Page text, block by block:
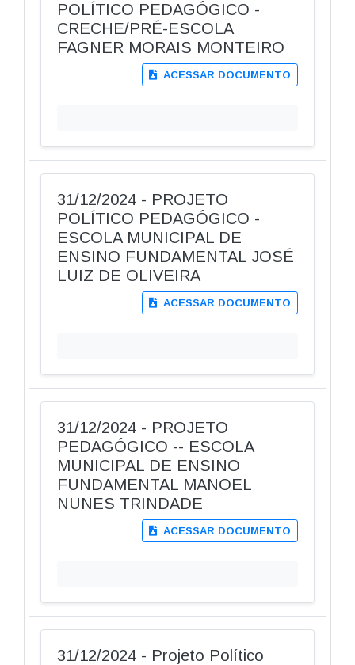
POLÍTICO PEDAGÓGICO -
CRECHE/PRÉ-ESCOLA
FAGNER MORAIS MONTEIRO
ACESSAR DOCUMENTO
31/12/2024 - PROJETO
POLÍTICO PEDAGÓGICO -
ESCOLA MUNICIPAL DE
ENSINO FUNDAMENTAL JOSÉ
LUIZ DE OLIVEIRA
ACESSAR DOCUMENTO
31/12/2024 - PROJETO
PEDAGÓGICO -- ESCOLA
MUNICIPAL DE ENSINO
FUNDAMENTAL MANOEL
NUNES TRINDADE
ACESSAR DOCUMENTO
31/12/2024 - Projeto Político